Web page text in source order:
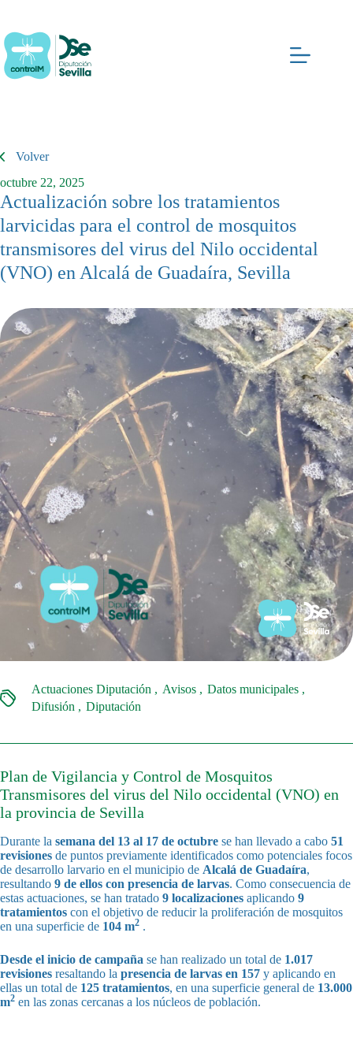
contenido
Volver
octubre 22, 2025
Actualización sobre los tratamientos
larvicidas para el control de mosquitos
transmisores del virus del Nilo occidental
(VNO) en Alcalá de Guadaíra, Sevilla
Actuaciones Diputación Avisos
Datos municipales
Difusión
Diputación
Plan de Vigilancia y Control de Mosquitos
Transmisores del virus del Nilo occidental (VNO) en
la provincia de Sevilla
Durante la semana del 13 al 17 de octubre se han llevado a cabo 51
revisiones de puntos previamente identificados como potenciales focos
de desarrollo larvario en el municipio de Alcalá de Guadaíra,
resultando 9 de ellos con presencia de larvas. Como consecuencia de
estas actuaciones, se han tratado 9 localizaciones aplicando 9
tratamientos con el objetivo de reducir la proliferación de mosquitos
en una superficie de 104 m2 .
Desde el inicio de campaña se han realizado un total de 1.017
revisiones resaltando la presencia de larvas en 157 y aplicando en
ellas un total de 125 tratamientos, en una superficie general de 13.000
m2 en las zonas cercanas a los núcleos de población.